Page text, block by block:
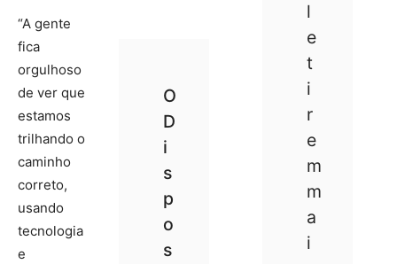
l
e
t
i
r
e
m
m
a
i
O
D
i
s
p
o
s
“A gente
fica
orgulhoso
de ver que
estamos
trilhando o
caminho
correto,
usando
tecnologia
e